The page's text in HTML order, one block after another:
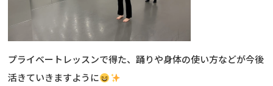
プライベートレッスンで得た、踊りや身体の使い方などが今後
活きていきますように